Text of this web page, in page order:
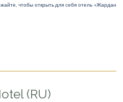
чтобы открыть для себя отель «Жардан
(RU)